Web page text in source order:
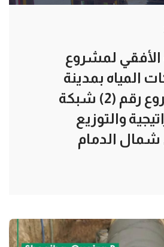
الأفقي لمشروع
المياه بمدينة
الدمام – مشروع رقم (2) شبكة
والتوزيع
شمال الدمام